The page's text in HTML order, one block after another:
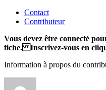
Contact
Contributeur
Vous devez être connecté
fiche. Inscrivez-vous en
Information à propos du